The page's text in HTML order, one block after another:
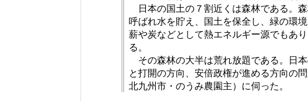
日本の国土の７割近くは森林である。
呼ばれ水を貯え、国土を保全し、緑の環
薪や炭などとして熱エネルギー源でもあ
る。
その森林の大半は荒れ放題である。日
と打開の方向、安倍政権が進める方向の
北九州市・のうみ農園主）に伺った。